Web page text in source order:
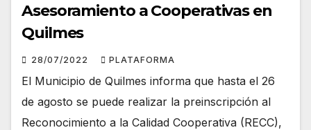
Asesoramiento a Cooperativas en
Quilmes
28/07/2022 PLATAFORMA
El Municipio de Quilmes informa que hasta el 26
de agosto se puede realizar la preinscripción al
Reconocimiento a la Calidad Cooperativa (RECC),